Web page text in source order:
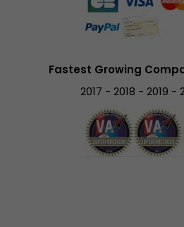
Fastest Growing
2017 - 2018 - 2019 -